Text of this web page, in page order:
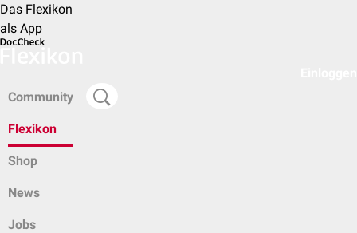
Das Flexikon
als App
Community
Flexikon
Shop
News
Jobs